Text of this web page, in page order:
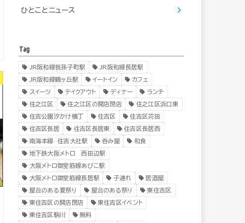
ひとことニュース
Tag
JR阪和線我孫子町駅 JR阪和線長居駅
JR阪和線鶴ヶ丘駅 イートイン カフェ
スイーツ テイクアウト ディナー ランチ
住之江区 住之江区の開店閉店 住之江区浜口東
住吉公園汐かけ横丁 住吉区 住吉区苅田
住吉区長居 住吉区長居東 住吉区長居西
南海本線 住吉大社駅 呑み屋 和食
地下鉄大阪メトロ 西田辺駅
大阪メトロ御堂筋線あびこ駅
大阪メトロ御堂筋線長居駅 子連れ 居酒屋
屋台のある夏祭り 屋台のある祭り 東住吉区
東住吉区の開店閉店 東住吉区イベント
東住吉区駒川 無料